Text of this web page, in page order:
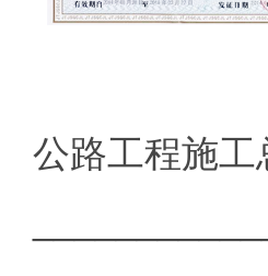
公路工程施